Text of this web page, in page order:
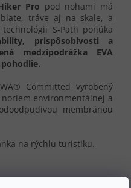
Pro pod nohami má
tráve aj na skale, a
S-Path ponúka
prispôsobivosti a
medzipodrážka EVA
Committed vyrobený
environmentálnej a
membránou
na rýchlu turistiku.